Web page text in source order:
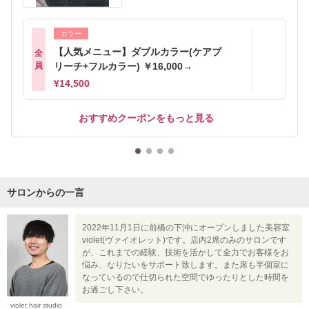
全
員
カラー
【人気メニュー】ダブルカラー(ケアブ
リーチ+フルカラー) ￥16,000→
¥14,500
おすすめクーポンをもっと見る
サロンからの一言
violet hair studio
2022年11月1日に前橋の下沖にオープンしました美容室
violet(ヴァイオレット)です。店内2席のみのサロンです
が、これまでの経験、技術を活かして全力でお客様をお
悩み、なりたいをサポート致します。また席も半個室に
なっているので仕切られた空間でゆったりとした時間を
お過ごし下さい。